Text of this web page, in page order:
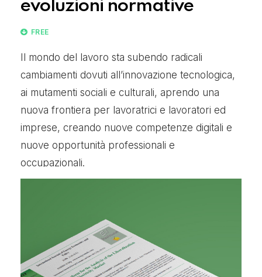
evoluzioni normative
FREE
Il mondo del lavoro sta subendo radicali
cambiamenti dovuti all’innovazione tecnologica,
ai mutamenti sociali e culturali, aprendo una
nuova frontiera per lavoratrici e lavoratori ed
imprese, creando nuove competenze digitali e
nuove opportunità professionali e
occupazionali.